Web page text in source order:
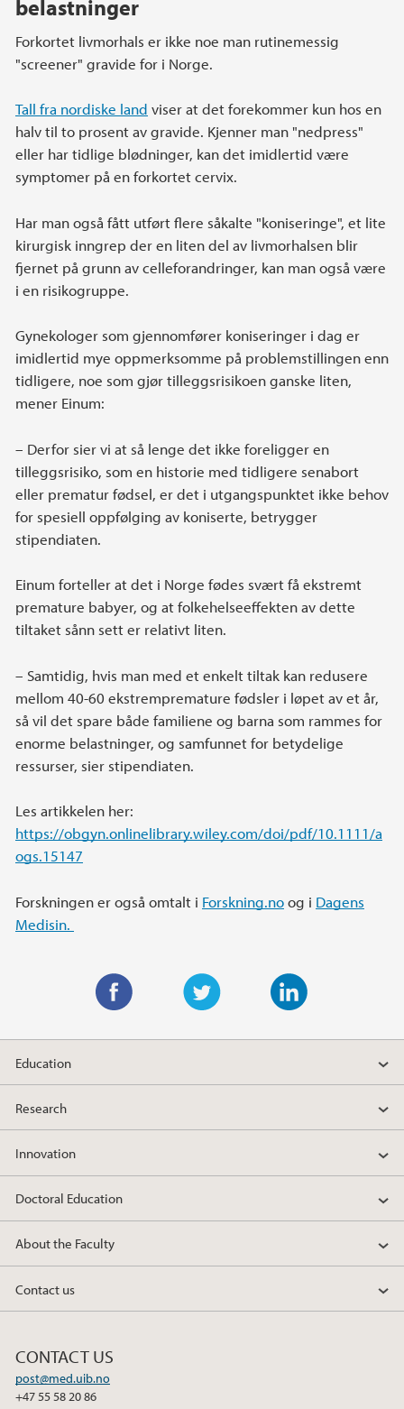
belastninger
Forkortet livmorhals er ikke noe man rutinemessig
"screener" gravide for i Norge.
Tall fra nordiske land viser at det forekommer kun hos en
halv til to prosent av gravide. Kjenner man "nedpress"
eller har tidlige blødninger, kan det imidlertid være
symptomer på en forkortet cervix.
Har man også fått utført flere såkalte "koniseringe", et lite
kirurgisk inngrep der en liten del av livmorhalsen blir
fjernet på grunn av celleforandringer, kan man også være
i en risikogruppe.
Gynekologer som gjennomfører koniseringer i dag er
imidlertid mye oppmerksomme på problemstillingen enn
tidligere, noe som gjør tilleggsrisikoen ganske liten,
mener Einum:
– Derfor sier vi at så lenge det ikke foreligger en
tilleggsrisiko, som en historie med tidligere senabort
eller prematur fødsel, er det i utgangspunktet ikke behov
for spesiell oppfølging av koniserte, betrygger
stipendiaten.
Einum forteller at det i Norge fødes svært få ekstremt
premature babyer, og at folkehelseeffekten av dette
tiltaket sånn sett er relativt liten.
– Samtidig, hvis man med et enkelt tiltak kan redusere
mellom 40-60 ekstrempremature fødsler i løpet av et år,
så vil det spare både familiene og barna som rammes for
enorme belastninger, og samfunnet for betydelige
ressurser, sier stipendiaten.
Les artikkelen her:
https://obgyn.onlinelibrary.wiley.com/doi/pdf/10.1111/a
ogs.15147
Forskningen er også omtalt i Forskning.noog i Dagens
Medisin.
w
t
e
i
k
d
n
a
e
o
k
Education
Research
Innovation
Doctoral Education
About the Faculty
Contact us
CONTACT US
post@med.uib.no
+47 55 58 20 86